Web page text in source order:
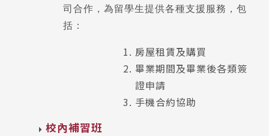
司合作，為留學生提供各種支援服務，包
括：
房屋租賃及購買
畢業期間及畢業後各類簽
證申請
手機合約協助
校內補習班